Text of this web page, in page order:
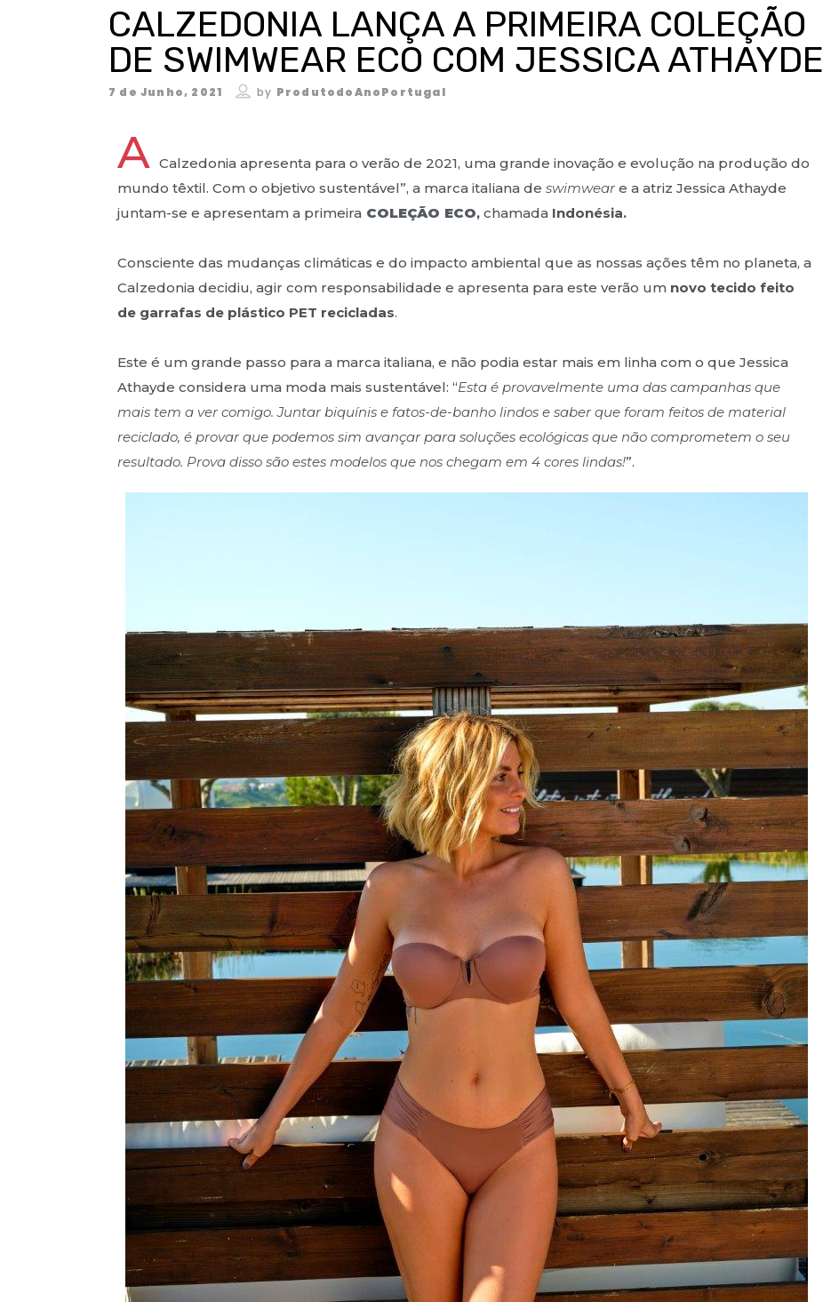
CALZEDONIA LANÇA A PRIMEIRA COLEÇÃO
DE SWIMWEAR ECO COM JESSICA ATHAYDE
7 de Junho, 2021 by ProdutodoAnoPortugal
A Calzedonia apresenta para o verão de 2021, uma grande inovação e evolução na produção do
mundo têxtil. Com o objetivo sustentável”, a marca italiana de swimweare a atriz Jessica Athayde
juntam-se e apresentam a primeira COLEÇÃO ECO, chamada Indonésia.
Consciente das mudanças climáticas e do impacto ambiental que as nossas ações têm no planeta, a
Calzedonia decidiu, agir com responsabilidade e apresenta para este verão um novo tecido feito
de garrafas de plástico PET recicladas.
Este é um grande passo para a marca italiana, e não podia estar mais em linha com o que Jessica
Athayde considera uma moda mais sustentável: “Esta é provavelmente uma das campanhas que
mais tem a ver comigo. Juntar biquínis e fatos-de-banho lindos e saber que foram feitos de material
reciclado, é provar que podemos sim avançar para soluções ecológicas que não comprometem o seu
resultado. Prova disso são estes modelos que nos chegam em 4 cores lindas!”.